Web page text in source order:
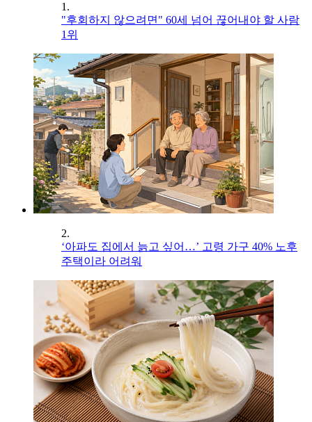
1.
"후회하지 않으려면" 60세 넘어 끊어내야 할 사람
1위
2.
‘아파도 집에서 늙고 싶어…’ 고령 가구 40% 노후
주택이라 어려워